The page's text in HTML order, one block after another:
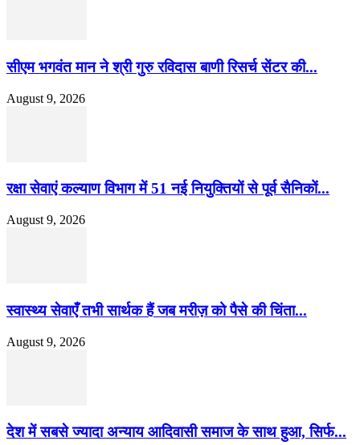
सीएम भगवंत मान ने श्री गुरु रविदास बाणी रिसर्च सेंटर की...
August 9, 2026
रक्षा सेवाएं कल्याण विभाग में 51 नई नियुक्तियों से पूर्व सैनिकों...
August 9, 2026
स्वास्थ्य सेवाएँ तभी सार्थक हैं जब मरीज़ को पैसे की चिंता...
August 9, 2026
देश में सबसे ज्यादा अन्याय आदिवासी समाज के साथ हुआ, सिर्फ...